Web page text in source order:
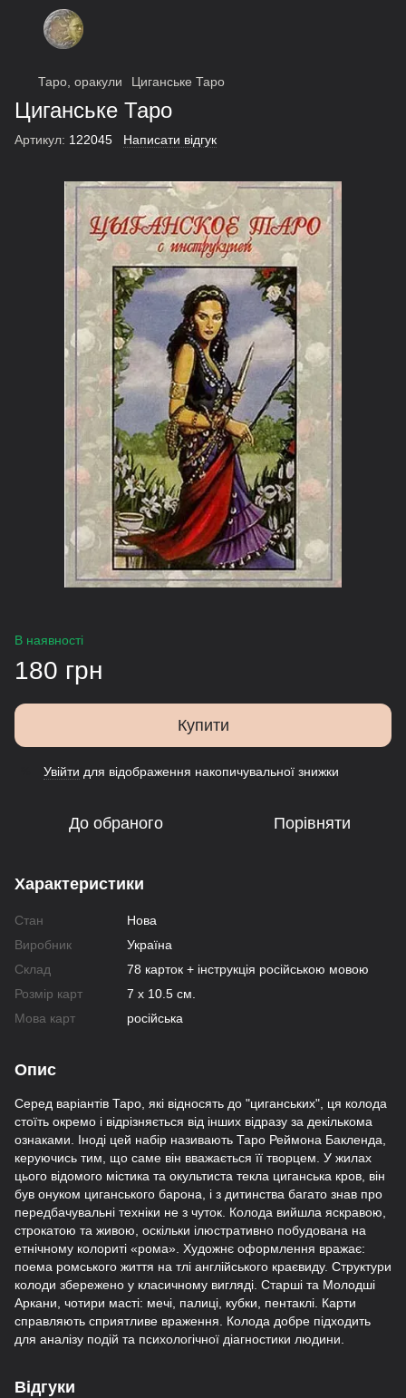
Таро, оракули Циганське Таро
Циганське Таро
Артикул: 122045 Написати відгук
В наявності
180 грн
Купити
Увійти для відображення накопичувальної знижки
До обраного Порівняти
Характеристики
Стан
Нова
Виробник
Україна
Склад
78 карток + інструкція російською мовою
Розмір карт
7 х 10.5 см.
Мова карт
російська
Опис
Серед варіантів Таро, які відносять до "циганських", ця колода
стоїть окремо і відрізняється від інших відразу за декількома
ознаками. Іноді цей набір називають Таро Реймона Бакленда,
керуючись тим, що саме він вважається її творцем. У жилах
цього відомого містика та окультиста текла циганська кров, він
був онуком циганського барона, і з дитинства багато знав про
передбачувальні техніки не з чуток. Колода вийшла яскравою,
строкатою та живою, оскільки ілюстративно побудована на
етнічному колориті «рома». Художнє оформлення вражає:
поема ромського життя на тлі англійського краєвиду. Структури
колоди збережено у класичному вигляді. Старші та Молодші
Аркани, чотири масті: мечі, палиці, кубки, пентаклі. Карти
справляють сприятливе враження. Колода добре підходить
для аналізу подій та психологічної діагностики людини.
Відгуки